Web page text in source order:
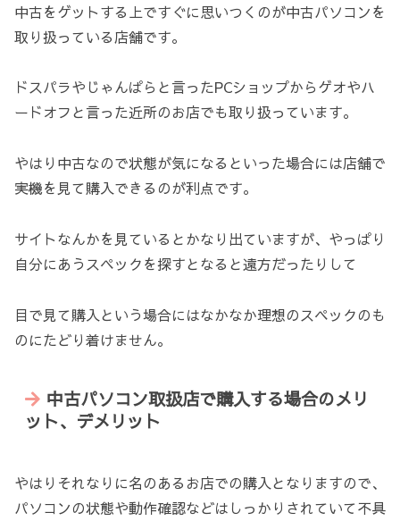
中古をゲットする上ですぐに思いつくのが中古パソコンを
取り扱っている店舗です。
ドスパラやじゃんぱらと言ったPCショップからゲオやハ
ードオフと言った近所のお店でも取り扱っています。
やはり中古なので状態が気になるといった場合には店舗で
実機を見て購入できるのが利点です。
サイトなんかを見ているとかなり出ていますが、やっぱり
自分にあうスペックを探すとなると遠方だったりして
目で見て購入という場合にはなかなか理想のスペックのも
のにたどり着けません。
中古パソコン取扱店で購入する場合のメリ
ット、デメリット
やはりそれなりに名のあるお店での購入となりますので、
パソコンの状態や動作確認などはしっかりされていて不具